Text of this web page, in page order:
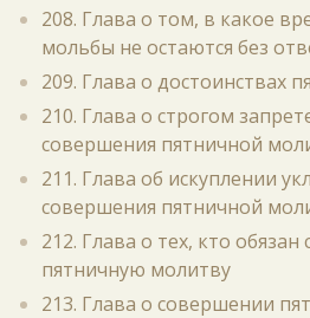
208. Глава о том, в какое
мольбы не остаются без
209. Глава о достоинствах
210. Глава о строгом
совершения пятничной
211. Глава об искуплении
совершения пятничной
212. Глава о тех, кто
пятничную молитву
213. Глава о совершении